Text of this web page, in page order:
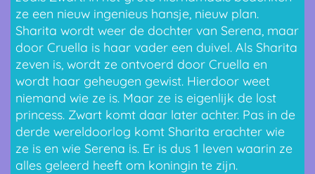
ze een nieuw ingenieus hansje, nieuw plan.
Sharita wordt weer de dochter van Serena, maar
door Cruella is haar vader een duivel. Als Sharita
zeven is, wordt ze ontvoerd door Cruella en
wordt haar geheugen gewist. Hierdoor weet
niemand wie ze is. Maar ze is eigenlijk de lost
princess. Zwart komt daar later achter. Pas in de
derde wereldoorlog komt Sharita erachter wie
ze is en wie Serena is. Er is dus 1 leven waarin ze
alles geleerd heeft om koningin te zijn.